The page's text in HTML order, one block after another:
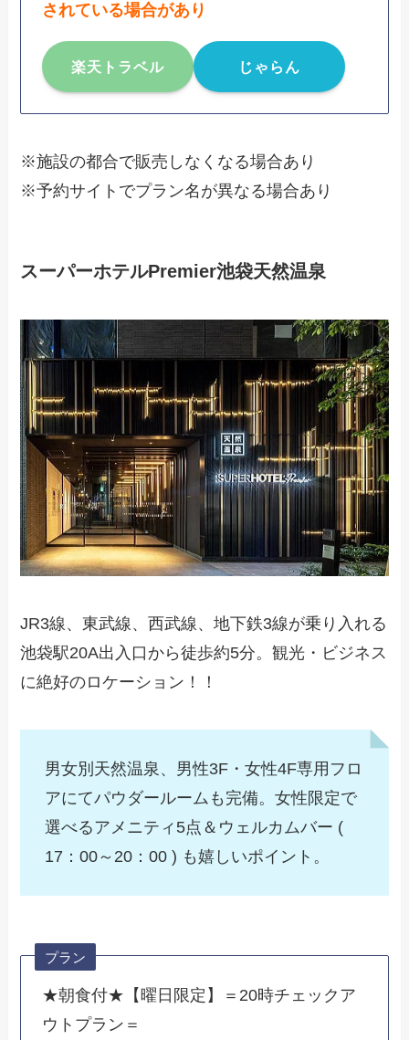
されている場合があり
楽天トラベル じゃらん
※施設の都合で販売しなくなる場合あり
※予約サイトでプラン名が異なる場合あり
スーパーホテルPremier池袋天然温泉
JR3線、東武線、西武線、地下鉄3線が乗り入れる
池袋駅20A出入口から徒歩約5分。観光・ビジネス
に絶好のロケーション！！
男女別天然温泉、男性3F・女性4F専用フロ
アにてパウダールームも完備。女性限定で
選べるアメニティ5点＆ウェルカムバー (
17：00～20：00 ) も嬉しいポイント。
プラン
★朝食付★【曜日限定】＝20時チェックア
ウトプラン＝